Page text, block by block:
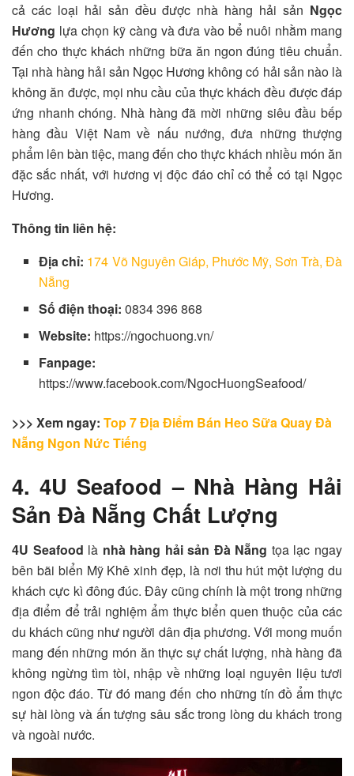
cả các loại hải sản đều được nhà hàng hải sản Ngọc
Hương lựa chọn kỹ càng và đưa vào bể nuôi nhằm mang
đến cho thực khách những bữa ăn ngon đúng tiêu chuẩn.
Tại nhà hàng hải sản Ngọc Hương không có hải sản nào là
không ăn được, mọi nhu cầu của thực khách đều được đáp
ứng nhanh chóng. Nhà hàng đã mời những siêu đầu bếp
hàng đầu Việt Nam về nấu nướng, đưa những thượng
phẩm lên bàn tiệc, mang đến cho thực khách nhiều món ăn
đặc sắc nhất, với hương vị độc đáo chỉ có thể có tại Ngọc
Hương.
Thông tin liên hệ:
Địa chỉ: 174 Võ Nguyên Giáp, Phước Mỹ, Sơn Trà, Đà
Nẵng
Số điện thoại: 0834 396 868
Website: https://ngochuong.vn/
Fanpage:
https://www.facebook.com/NgocHuongSeafood/
>>> Xem ngay: Top 7 Địa Điểm Bán Heo Sữa Quay Đà
Nẵng Ngon Nức Tiếng
4. 4U Seafood – Nhà Hàng Hải
Sản Đà Nẵng Chất Lượng
4U Seafood là nhà hàng hải sản Đà Nẵng tọa lạc ngay
bên bãi biển Mỹ Khê xinh đẹp, là nơi thu hút một lượng du
khách cực kì đông đúc. Đây cũng chính là một trong những
địa điểm để trải nghiệm ẩm thực biển quen thuộc của các
du khách cũng như người dân địa phương. Với mong muốn
mang đến những món ăn thực sự chất lượng, nhà hàng đã
không ngừng tìm tòi, nhập về những loại nguyên liệu tươi
ngon độc đáo. Từ đó mang đến cho những tín đồ ẩm thực
sự hài lòng và ấn tượng sâu sắc trong lòng du khách trong
và ngoài nước.